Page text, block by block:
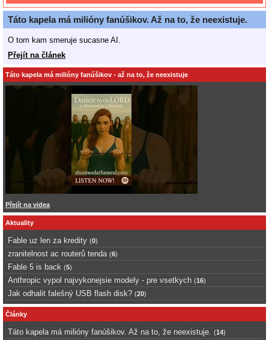
Táto kapela má milióny fanúšikov. Až na to, že neexistuje.
O tom kam smeruje sucasne AI.
Přejít na článek
Táto kapela má milióny fanúšikov - až na to, že neexistuje
Přejít na videa
Aktuality
Fable uz len za kredity (0)
zranitelnost ac routerů tenda (6)
Fable 5 is back (5)
Anthropic vypol najvykonejsie modely - pre vsetkych (16)
Jak odhalit falešný USB flash disk? (20)
Články
Táto kapela má milióny fanúšikov. Až na to, že neexistuje. (14)